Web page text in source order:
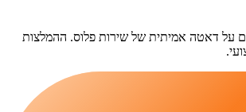
על דאטה אמיתית של שירות פלוס. ההמלצות